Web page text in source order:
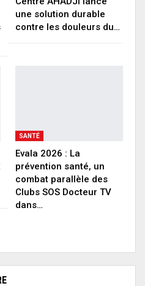
une solution durable
contre les douleurs du…
SANTÉ
Evala 2026 : La
prévention santé, un
combat parallèle des
Clubs SOS Docteur TV
dans…